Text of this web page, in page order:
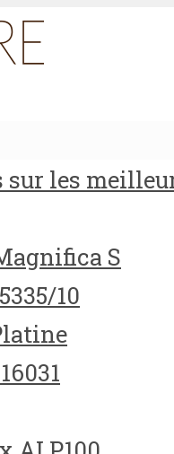
sur les
S
10